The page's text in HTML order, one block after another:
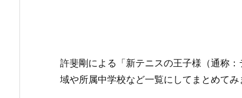
許斐剛による「新テニスの王子様（通称
域や所属中学校など一覧にしてまとめてみ